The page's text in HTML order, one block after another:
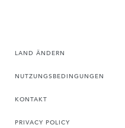
LAND ÄNDERN
NUTZUNGSBEDINGUNGEN
KONTAKT
PRIVACY POLICY